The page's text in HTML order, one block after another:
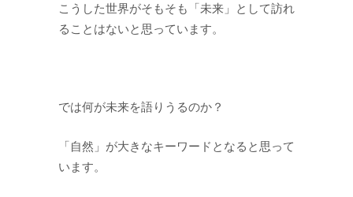
こうした世界がそもそも「未来」として訪れ
ることはないと思っています。
では何が未来を語りうるのか？
「自然」が大きなキーワードとなると思って
います。